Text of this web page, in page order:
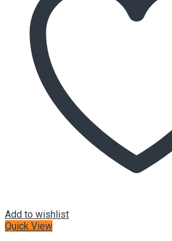
Add to wishlist
Quick View